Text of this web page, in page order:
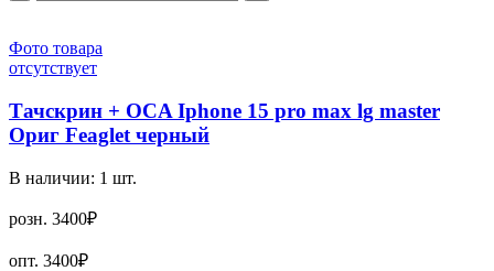
Фото товара
отсутствует
Тачскрин + OCA Iphone 15 pro max lg master
Ориг Feaglet черный
В наличии: 1 шт.
розн. 3400₽
опт. 3400₽